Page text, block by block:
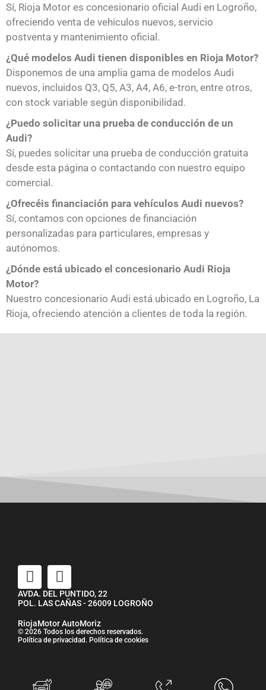
Sí, Rioja Motor es concesionario oficial Audi en Logroño,
ofreciendo venta de vehículos nuevos, servicio
postventa y mantenimiento oficial.
¿Qué modelos Audi tienen disponibles en Rioja Motor?
Disponemos de una amplia gama de modelos Audi
nuevos, incluidos Q3, Q5, A3, A4, A6, e-tron, entre otros,
con stock variable según disponibilidad.
¿Puedo solicitar una prueba de conducción de un
Audi?
Sí, puedes solicitar una prueba de conducción gratuita
desde esta página o contactando con nuestro equipo
comercial.
¿Ofrecéis financiación para vehículos Audi nuevos?
Sí, contamos con opciones de financiación
personalizadas para particulares, empresas y
autónomos.
¿Dónde está ubicado el concesionario Audi Rioja
Motor?
Nuestro concesionario Audi está ubicado en Logroño, La
Rioja, ofreciendo atención a clientes de toda la región.
AVDA. DEL PUNTIDO, 22
POL. LAS CAÑAS - 26009 LOGROÑO
RiojaMotor AutoMoriz
© 2026 Todos los derechos reservados.
Política de privacidad. Política de cookies